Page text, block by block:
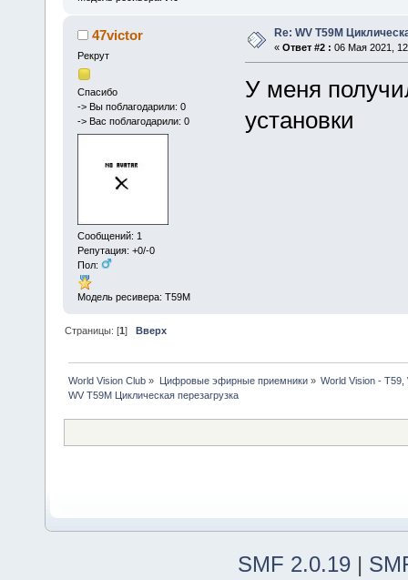
47victor
Рекрут
Спасибо
-> Вы поблагодарили: 0
-> Вас поблагодарили: 0
Сообщений: 1
Репутация: +0/-0
Пол:
Модель ресивера: T59M
Re: WV T59M
« Ответ #2 : 06 Мая 2021,
У меня
установки
Страницы: [1]Вверх
World Vision Club » Цифровые эфирные приемники» World Vision - Т59,
WV T59M Циклическая перезагрузка
SMF 2.0.19 |